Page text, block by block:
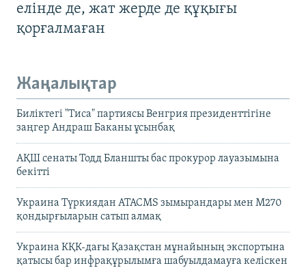
елінде де, жат жерде де құқығы
қорғалмаған
Жаңалықтар
Биліктегі "Тиса" партиясы Венгрия президенттігіне
заңгер Андраш Баканы ұсынбақ
АҚШ сенаты Тодд Бланшты бас прокурор лауазымына
бекітті
Украина Түркиядан ATACMS зымырандары мен M270
қондырғыларын сатып алмақ
Украина КҚК-дағы Қазақстан мұнайының экспортына
қатысы бар инфрақұрылымға шабуылдамауға келіскен